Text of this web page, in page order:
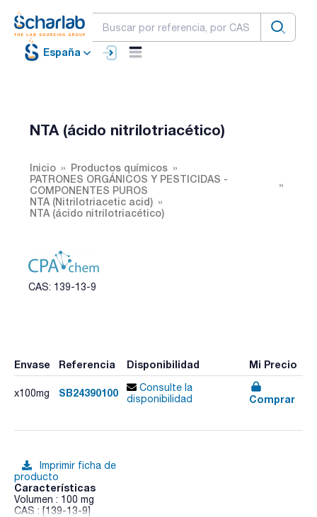
España
NTA (ácido nitrilotriacético)
Inicio
Productos químicos
PATRONES ORGÁNICOS Y PESTICIDAS -
COMPONENTES PUROS
NTA (Nitrilotriacetic acid)
NTA (ácido nitrilotriacético)
CAS: 139-13-9
Envase Referencia Disponibilidad Mi Precio
x100mg SB24390100
Consulte la
disponibilidad
Comprar
Imprimir ficha de
producto
Características
Volumen : 100 mg
CAS : [139-13-9]